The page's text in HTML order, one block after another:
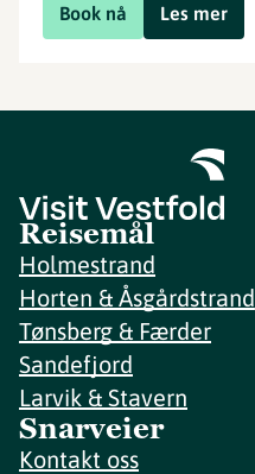
Book nå
Les mer
Reisemål
Holmestrand
Horten & Åsgårdstrand
Tønsberg & Færder
Sandefjord
Larvik & Stavern
Snarveier
Kontakt oss